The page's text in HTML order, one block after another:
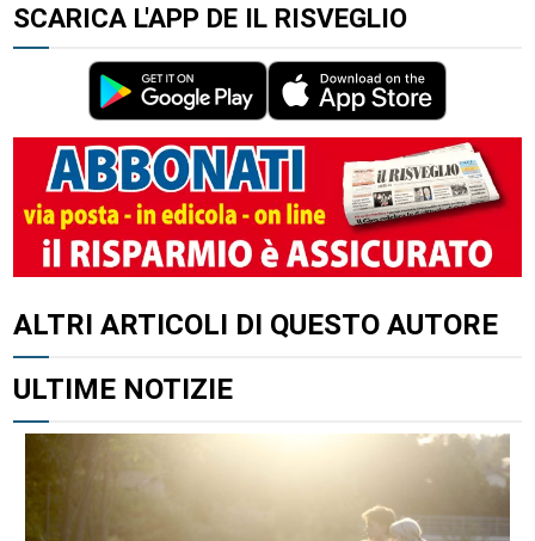
SCARICA L'APP DE IL RISVEGLIO
ALTRI ARTICOLI DI QUESTO AUTORE
ULTIME NOTIZIE